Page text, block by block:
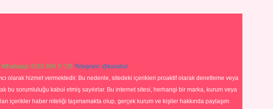
Whatsapp: 0262 606 0 726 Telegram: @karabul
olarak hizmet vermektedir. Bu nedenle, sitedeki içerikleri proaktif olarak denetleme veya
bu sorumluluğu kabul etmiş sayılırlar. Bu internet sitesi, herhangi bir marka, kurum veya
içerikler haber niteliği taşımamakta olup, gerçek kurum ve kişiler hakkında paylaşım